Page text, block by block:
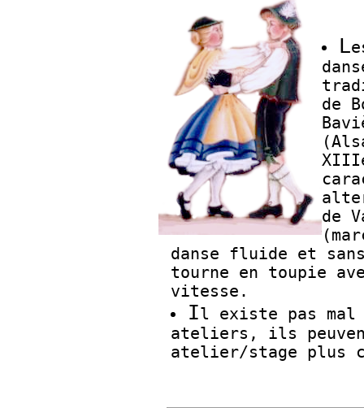
L
de
de
danse fluide et
tourne en toupie
vitesse.
Il existe pas mal
ateliers, ils
atelier/stage plus